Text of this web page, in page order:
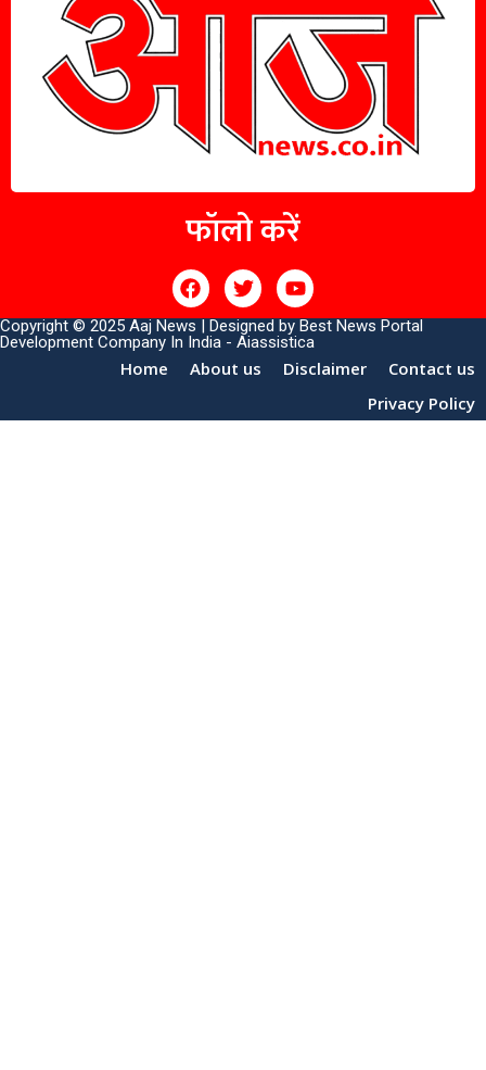
फॉलो करें
Copyright © 2025 Aaj News | Designed by Best News Portal
Development Company In India - Aiassistica
Home About us Disclaimer
Contact us
Privacy Policy